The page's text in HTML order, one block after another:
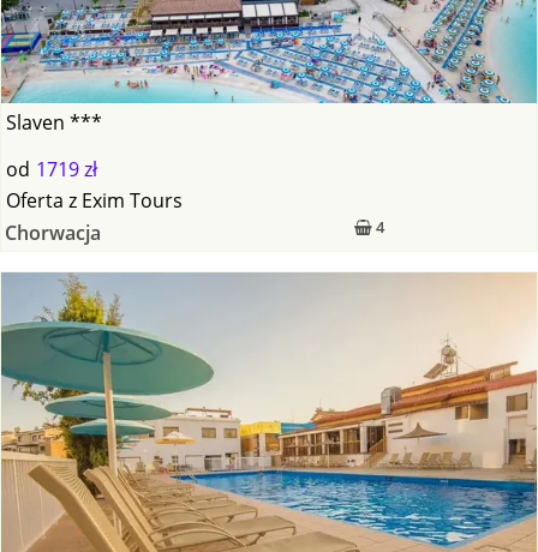
Slaven ***
od 1719 zł
4
Oferta z Exim Tours
Chorwacja